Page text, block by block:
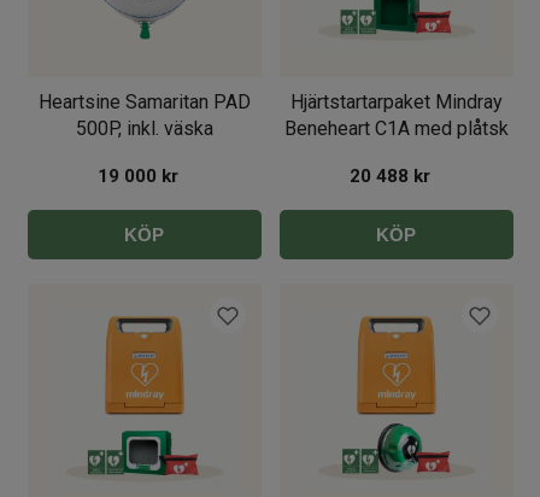
Heartsine Samaritan PAD
500P, inkl. väska
19 000 kr
KÖP
Hjärtstartarpaket Mindray
Beneheart C1A med plåtsk
20 488 kr
KÖP